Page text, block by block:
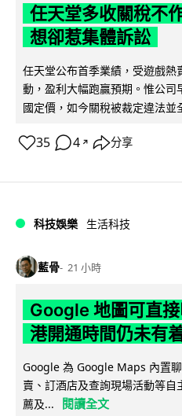
任天堂多收關稅不
想卻惹集體訴訟
任天堂公布首季業績，受遊戲
動，盈利大幅跑贏預期。惟公
國定價，如今關稅被裁定違法並
35 4 ↗ 分享
科技娛樂 生活科技
藍骨 21 小時
Google 地圖可直
港開通時間仍未有
Google 為 Google Maps 內置
賣、訂酒店及查詢現場活動等
薦及...
閱讀全文